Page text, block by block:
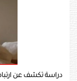
دراسة تكشف عن